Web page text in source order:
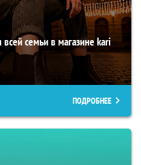
семьи в магазине kari
ПОДРОБНЕЕ